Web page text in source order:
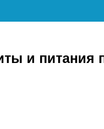
и питания